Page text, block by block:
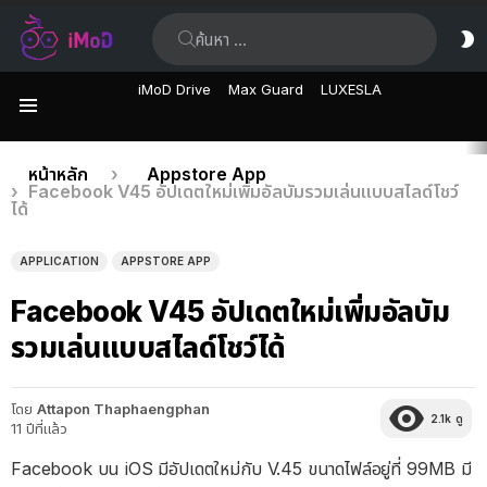
iMoD Drive Max Guard LUXESLA
เรื่อง
ล่าสุด
คุณอยู่ที่นี่:
หน้าหลัก
Appstore App
Facebook V45 อัปเดตใหม่เพิ่มอัลบัมรวมเล่นแบบสไลด์โชว์
ได้
APPLICATION APPSTORE APP
Facebook V45 อัปเดตใหม่เพิ่มอัลบัม
รวมเล่นแบบสไลด์โชว์ได้
โดย Attapon Thaphaengphan
11 ปีที่แล้ว
2.1k ดู
Facebook บน iOS มีอัปเดตใหม่กับ V.45 ขนาดไฟล์อยู่ที่ 99MB มี